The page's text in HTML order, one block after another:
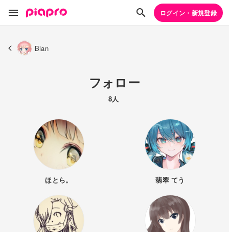
ログイン・新規登録
Blan
フォロー
8人
ほとら。 翡翠 てう